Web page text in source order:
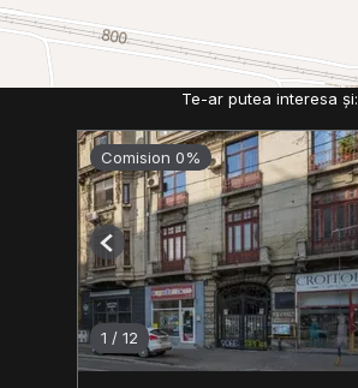
Te-ar putea interesa și:
Comision 0%
1 / 12
Previous